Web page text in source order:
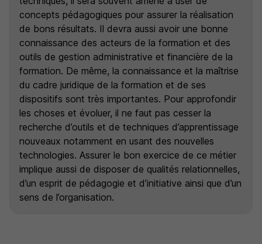
concepts pédagogiques pour assurer la réalisation
de bons résultats. Il devra aussi avoir une bonne
connaissance des acteurs de la formation et des
outils de gestion administrative et financière de la
formation. De même, la connaissance et la maîtrise
du cadre juridique de la formation et de ses
dispositifs sont très importantes. Pour approfondir
les choses et évoluer, il ne faut pas cesser la
recherche d’outils et de techniques d’apprentissage
nouveaux notamment en usant des nouvelles
technologies. Assurer le bon exercice de ce métier
implique aussi de disposer de qualités relationnelles,
d’un esprit de pédagogie et d’initiative ainsi que d’un
sens de l’organisation.